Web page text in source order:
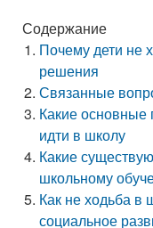
Содержание
Почему дети не
решения
Связанные
Какие основные
идти в школу
Какие
школьному
Как не ходьба в
социальное